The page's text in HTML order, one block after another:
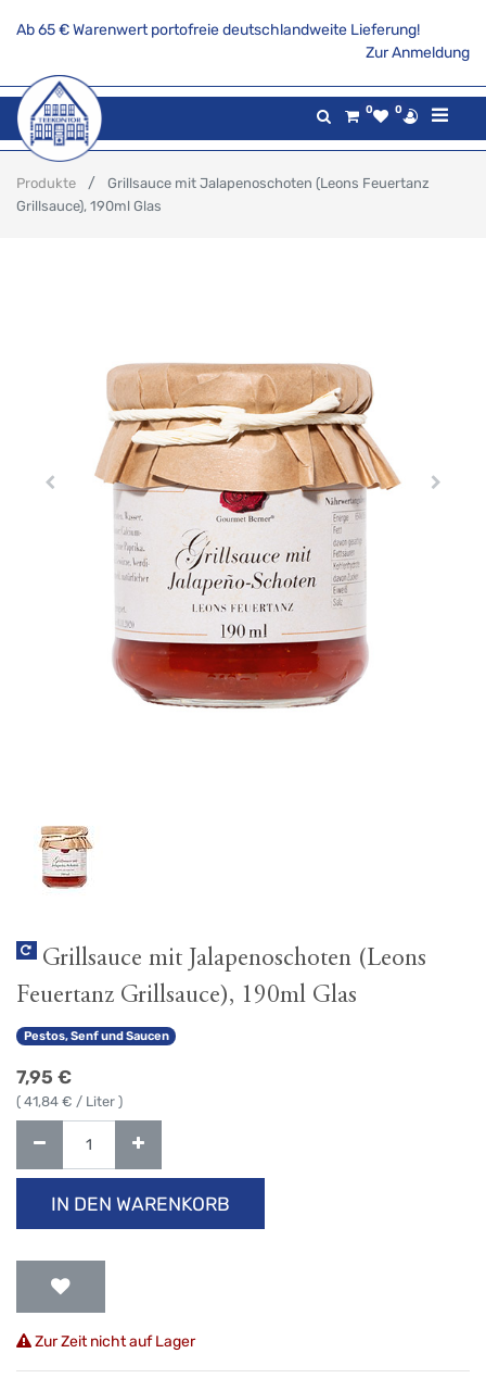
Ab 65 € Warenwert portofreie deutschlandweite Lieferung!
Zur Anmeldung
0 0
Produkte
Grillsauce mit Jalapenoschoten (Leons Feuertanz
Grillsauce), 190ml Glas
Grillsauce mit Jalapenoschoten (Leons
Feuertanz Grillsauce), 190ml Glas
Pestos, Senf und Saucen
7,95 €
( 41,84 € / Liter )
IN DEN WARENKORB
Zur Zeit nicht auf Lager